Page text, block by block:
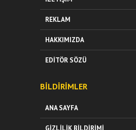
REKLAM
HAKKIMIZDA
EDITÖR SÖZÜ
BILDIRIMLER
ANA SAYFA